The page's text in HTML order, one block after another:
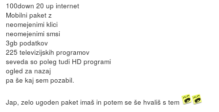
100down 20 up internet
Mobilni paket z
neomejenimi klici
neomejenimi smsi
3gb podatkov
225 televizijskih programov
seveda so poleg tudi HD programi
ogled za nazaj
pa še kaj sem pozabil.
Jap, zelo ugoden paket imaš in potem se še hvališ s tem